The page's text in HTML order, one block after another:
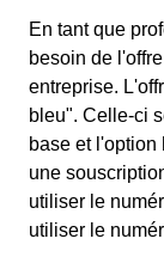
En tant que
besoin de
entreprise.
bleu". Celle-ci
base et
une
utiliser le
utiliser le